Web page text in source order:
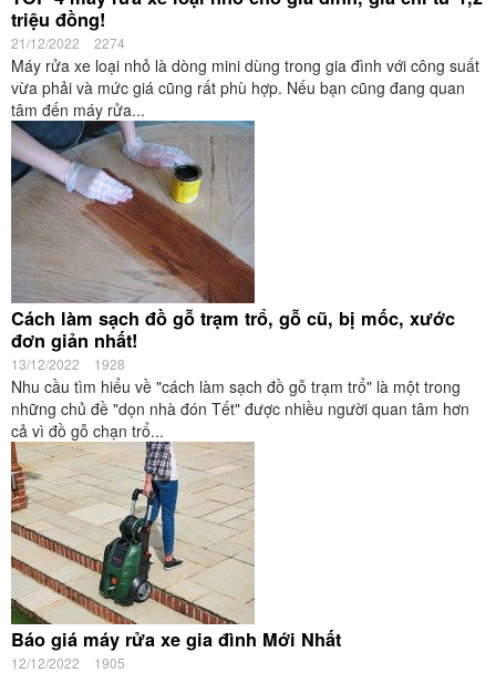
triệu đồng!
21/12/2022 2274
Máy rửa xe loại nhỏ là dòng mini dùng trong gia đình với công suất
vừa phải và mức giá cũng rất phù hợp. Nếu bạn cũng đang quan
tâm đến máy rửa...
Cách làm sạch đồ gỗ trạm trổ, gỗ cũ, bị mốc, xước
đơn giản nhất!
13/12/2022 1928
Nhu cầu tìm hiểu về "cách làm sạch đồ gỗ trạm trổ" là một trong
những chủ đề "dọn nhà đón Tết" được nhiều người quan tâm hơn
cả vì đồ gỗ chạn trổ...
Báo giá máy rửa xe gia đình Mới Nhất
12/12/2022 1905